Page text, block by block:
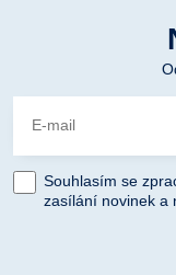
Souhlasím se
zasílání novinek a